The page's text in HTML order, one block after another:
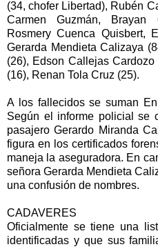
(34, chofer Libertad), Rubén
Carmen Guzmán, Brayan
Rosmery Cuenca Quisbert,
Gerarda Mendieta Calizaya
(26), Edson Callejas
(16), Renan Tola Cruz (25).
A los fallecidos se suman
Según el informe policial se
pasajero Gerardo Miranda
figura en los certificados
maneja la aseguradora. En
señora Gerarda Mendieta
una confusión de nombres.
CADAVERES
Oficialmente se tiene una
identificadas y que sus